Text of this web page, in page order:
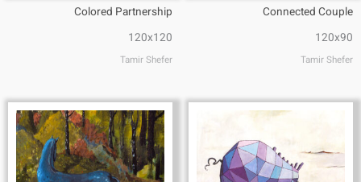
Connected Couple
120x90
Tamir Shefer
Colored Partnership
120x120
Tamir Shefer